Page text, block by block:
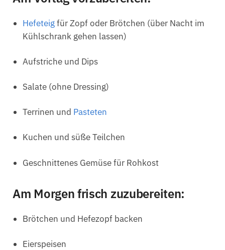
Hefeteigfür Zopf oder Brötchen (über Nacht im
Kühlschrank gehen lassen)
Aufstriche und Dips
Salate (ohne Dressing)
Terrinen und Pasteten
Kuchen und süße Teilchen
Geschnittenes Gemüse für Rohkost
Am Morgen frisch zuzubereiten:
Brötchen und Hefezopf backen
Eierspeisen